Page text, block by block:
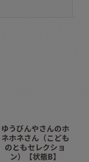
ゆうびんやさんのホ
ネホネさん（こども
のともセレクショ
ン）【状態B】